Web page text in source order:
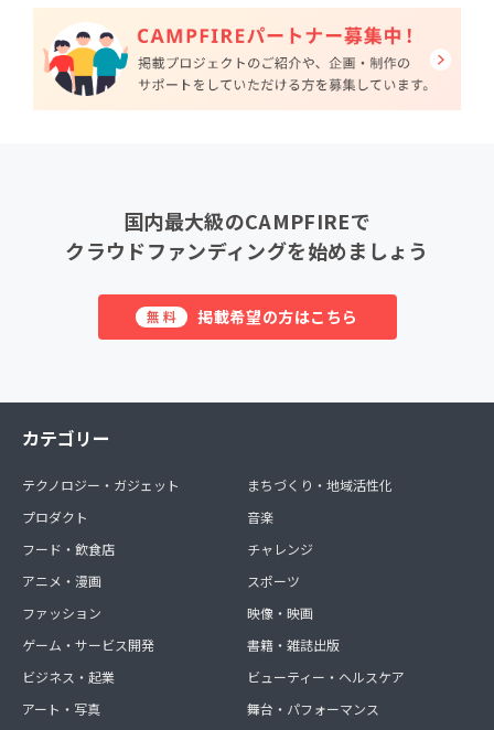
国内最大級のCAMPFIREで
クラウドファンディングを始めましょう
無料 掲載希望の方はこちら
カテゴリー
テクノロジー・ガジェット
プロダクト
フード・飲食店
アニメ・漫画
ファッション
ゲーム・サービス開発
ビジネス・起業
アート・写真
まちづくり・地域活性化
音楽
チャレンジ
スポーツ
映像・映画
書籍・雑誌出版
ビューティー・ヘルスケア
舞台・パフォーマンス